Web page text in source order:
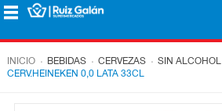
Saltar al contenido
CORPORATIVO
INICIO . BEBIDAS . CERVEZAS . SIN ALCOHOL
CERV.HEINEKEN 0,0 LATA 33CL